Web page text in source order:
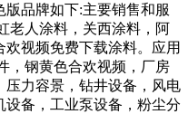
版品牌如下:主要销售和服
人涂料，关西涂料，阿
频免费下载涂料。应用
，钢黄色合欢视频，厂房
力容景，钻井设备，风电
，工业泵设备，粉尘分